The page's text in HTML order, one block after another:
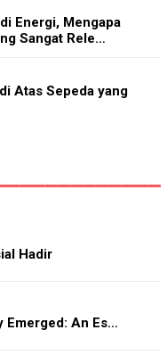
Energi, Mengapa
Sangat Rele…
Atas Sepeda yang
Hadir
Emerged: An Es…